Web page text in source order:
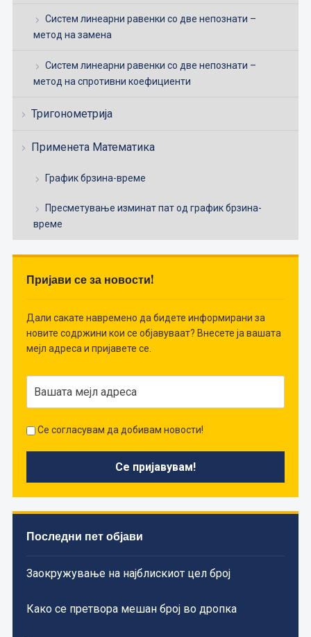
Систем линеарни равенки со две непознати –
метод на замена
Систем линеарни равенки со две непознати –
метод на спротивни коефициенти
Тригонометрија
Применета Математика
График брзина-време
Пресметување изминат пат од график брзина-
време
Пријави се за новости!
Дали сакате навремено да бидете информирани за
новите содржини кои се објавуваат? Внесете ја вашата
мејл адреса и пријавете се.
Се согласувам да добивам новости!
Последни пет објави
Заокружување на најблискиот цел број
Како се претвора мешан број во дропка